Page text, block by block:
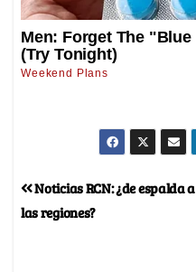
Noticias RCN: ¿de espalda a
las regiones?